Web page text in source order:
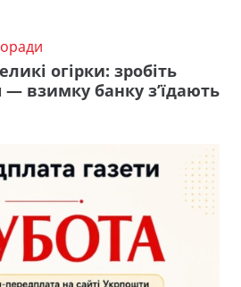
огірки: зробіть
взимку банку з’їдають